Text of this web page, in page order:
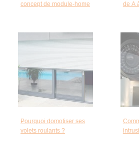
concept de module-home
de A
Pourquoi domotiser ses
volets roulants ?